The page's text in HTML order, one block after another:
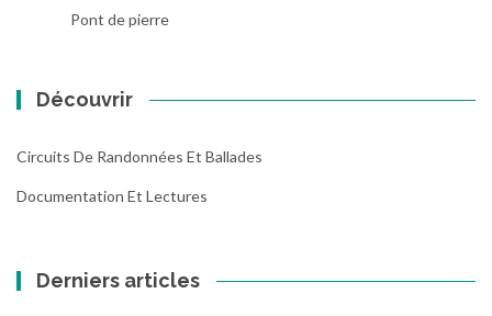
Pont de pierre
Découvrir
Circuits De Randonnées Et Ballades
Documentation Et Lectures
Derniers articles